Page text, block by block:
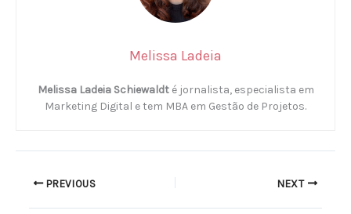
Melissa Ladeia
Melissa Ladeia Schiewaldté jornalista, especialista em
Marketing Digital e tem MBA em Gestão de Projetos.
PREVIOUS NEXT